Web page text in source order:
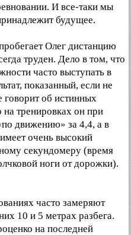
И все-таки мы
будущее.
Олег дистанцию
труден. Дело в том, что
часто выступать в
показанный, если не
об истинных
тренировках он при
движению» за 4,4, а в
очень высокий
секундомеру (время
ноги от дорожки).
часто замеряют
10 и 5 метрах разбега.
на последней